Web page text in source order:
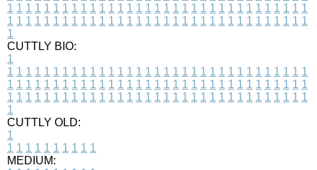
1 1 1 1 1 1 1 1 1 1 1 1 1 1 1 1 1 1 1 1 1 1 1 1 1 1 1 1 1 1 1 1 1
1 1 1 1 1 1 1 1 1 1 1 1 1 1 1 1 1 1 1 1 1 1 1 1 1 1 1 1 1 1 1 1 1
1
CUTTLY BIO:
1
1 1 1 1 1 1 1 1 1 1 1 1 1 1 1 1 1 1 1 1 1 1 1 1 1 1 1 1 1 1 1 1 1
1 1 1 1 1 1 1 1 1 1 1 1 1 1 1 1 1 1 1 1 1 1 1 1 1 1 1 1 1 1 1 1 1
1 1 1 1 1 1 1 1 1 1 1 1 1 1 1 1 1 1 1 1 1 1 1 1 1 1 1 1 1 1 1 1 1
1
CUTTLY OLD:
1
1 1 1 1 1 1 1 1 1 1
MEDIUM: